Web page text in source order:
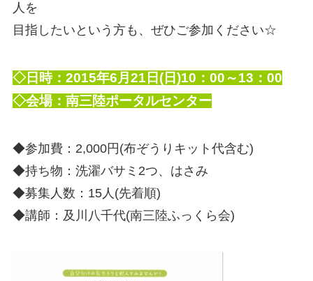
人を
目指したいという方も、ぜひご参加ください☆
◇日時：2015年6月21日(日)10：00～13：00
◇会場：南三陸ポータルセンター
◆参加費：2,000円(布ぞうりキット代含む)
◆持ち物：洗濯バサミ2つ、はさみ
◆募集人数：15人(先着順)
◆講師：及川八千代(南三陸ふっくら会)